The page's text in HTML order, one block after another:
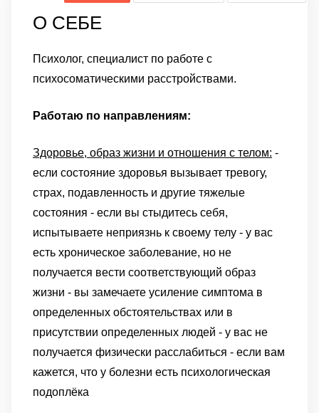
О СЕБЕ
Психолог, специалист по работе с
психосоматическими расстройствами.
Работаю по направлениям:
Здоровье, образ жизни и отношения с телом: -
если состояние здоровья вызывает тревогу,
страх, подавленность и другие тяжелые
состояния - если вы стыдитесь себя,
испытываете неприязнь к своему телу - у вас
есть хроническое заболевание, но не
получается вести соответствующий образ
жизни - вы замечаете усиление симптома в
определенных обстоятельствах или в
присутствии определенных людей - у вас не
получается физически расслабиться - если вам
кажется, что у болезни есть психологическая
подоплёка